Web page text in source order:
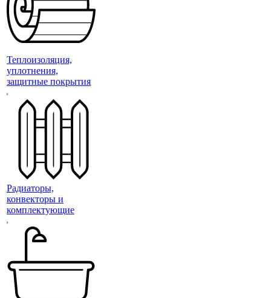
Теплоизоляция,
уплотнения,
защитные покрытия
Радиаторы,
конвекторы и
комплектующие